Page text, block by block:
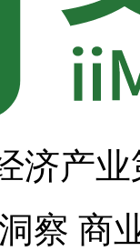
济产
察 商